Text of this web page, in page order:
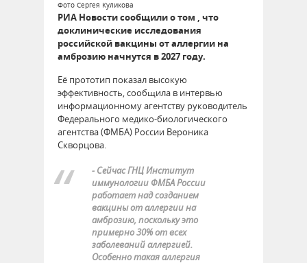
Фото Сергея Куликова
РИА Новости сообщили о том , что
доклинические исследования
российской вакцины от аллергии на
амброзию начнутся в 2027 году.
Её прототип показал высокую
эффективность, сообщила в интервью
информационному агентству руководитель
Федерального медико-биологического
агентства (ФМБА) России Вероника
Скворцова.
- Сейчас ГНЦ Институт
иммунологии ФМБА России
работает над созданием
вакцины от аллергии на
амброзию, поскольку это
примерно 30% от всех
заболеваний аллергией.
Особенно такая аллергия